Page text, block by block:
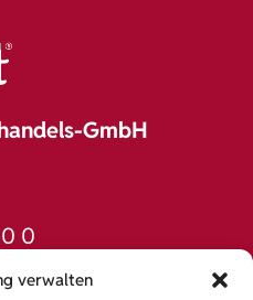
verwalten
GmbH
0